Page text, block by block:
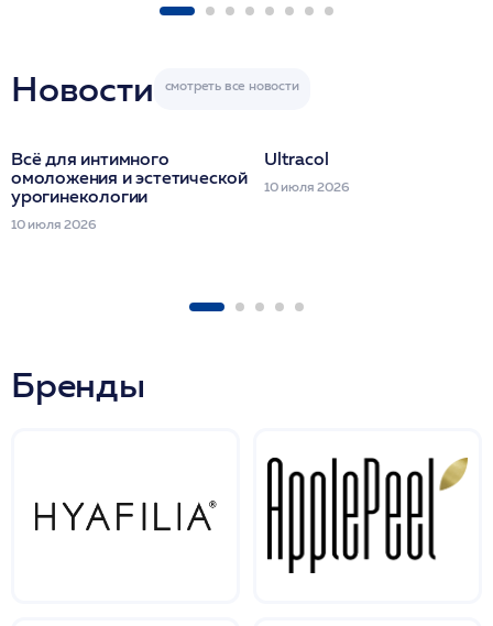
Новости
Всё для интимного
омоложения и эстетической
урогинекологии
10 июля 2026
Ultracol
10 июля 2026
Бренды